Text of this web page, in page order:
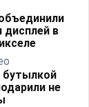
дисплей в
не